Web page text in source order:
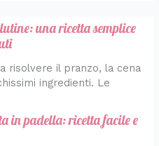
una ricetta semplice
risolvere il pranzo, la cena
ingredienti. Le
in padella: ricetta facile e